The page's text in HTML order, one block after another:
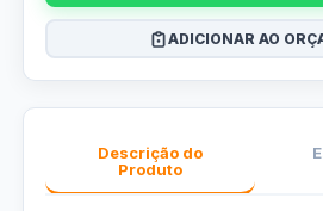
ADICIONAR AO
Descrição do
Produto